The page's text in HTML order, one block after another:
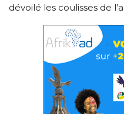
dévoilé les coulisses de